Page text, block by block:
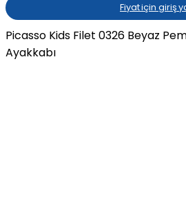
Fiyat için giriş
Picasso Kids Filet 0326 Beyaz
Ayakkabı